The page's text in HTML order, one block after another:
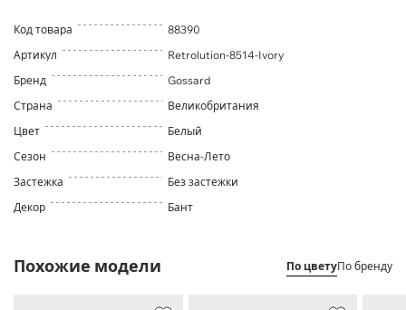
Код товара
88390
Артикул
Retrolution-8514-Ivory
Бренд
Gossard
Страна
Великобритания
Цвет
Белый
Сезон
Весна-Лето
Застежка
Без застежки
Декор
Бант
Похожие модели По цветуПо бренду